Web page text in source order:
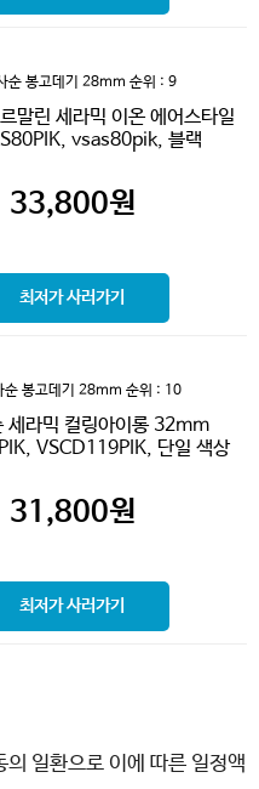
순 봉고데기 28mm 순위 : 9
말린 세라믹 이온 에어스타일
vsas80pik, 블랙
33,800원
최저가 사러가기
순 봉고데기 28mm 순위 : 10
세라믹 컬링아이롱 32mm
VSCD119PIK, 단일 색상
31,800원
최저가 사러가기
일환으로 이에 따른 일정액